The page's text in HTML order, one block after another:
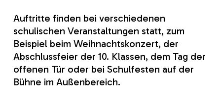
Auftritte finden bei verschiedenen
schulischen Veranstaltungen statt, zum
Beispiel beim Weihnachtskonzert, der
Abschlussfeier der 10. Klassen, dem Tag der
offenen Tür oder bei Schulfesten auf der
Bühne im Außenbereich.